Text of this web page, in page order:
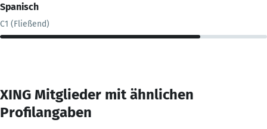
Spanisch
C1 (Fließend)
XING Mitglieder mit ähnlichen
Profilangaben